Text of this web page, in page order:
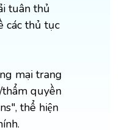
tuân thủ
các thủ tục
mại trang
quyền
thể hiện